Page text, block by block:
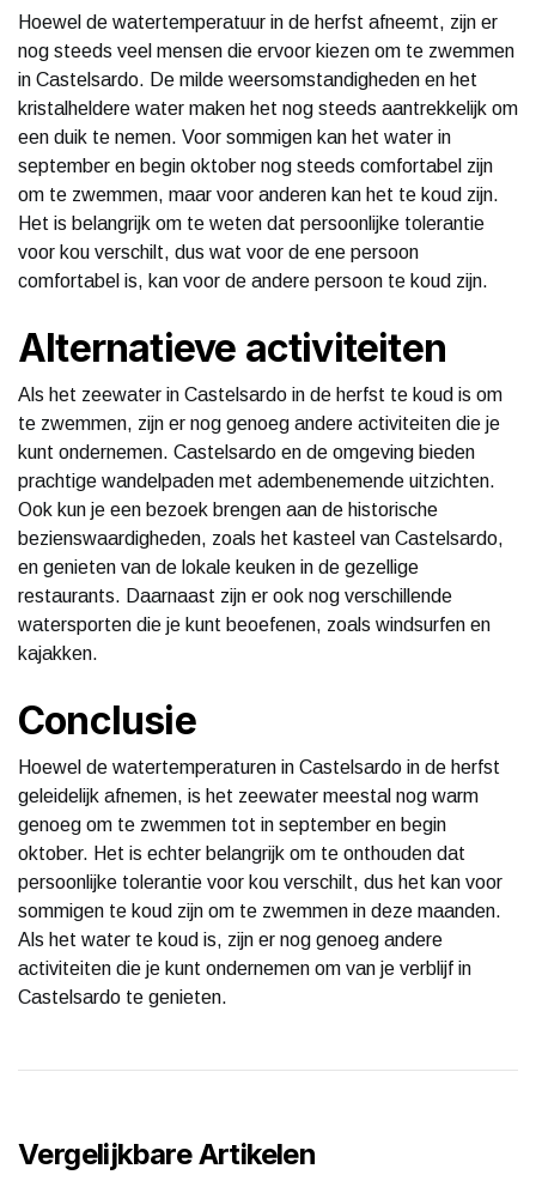
Hoewel de watertemperatuur in de herfst afneemt, zijn er
nog steeds veel mensen die ervoor kiezen om te zwemmen
in Castelsardo. De milde weersomstandigheden en het
kristalheldere water maken het nog steeds aantrekkelijk om
een duik te nemen. Voor sommigen kan het water in
september en begin oktober nog steeds comfortabel zijn
om te zwemmen, maar voor anderen kan het te koud zijn.
Het is belangrijk om te weten dat persoonlijke tolerantie
voor kou verschilt, dus wat voor de ene persoon
comfortabel is, kan voor de andere persoon te koud zijn.
Alternatieve activiteiten
Als het zeewater in Castelsardo in de herfst te koud is om
te zwemmen, zijn er nog genoeg andere activiteiten die je
kunt ondernemen. Castelsardo en de omgeving bieden
prachtige wandelpaden met adembenemende uitzichten.
Ook kun je een bezoek brengen aan de historische
bezienswaardigheden, zoals het kasteel van Castelsardo,
en genieten van de lokale keuken in de gezellige
restaurants. Daarnaast zijn er ook nog verschillende
watersporten die je kunt beoefenen, zoals windsurfen en
kajakken.
Conclusie
Hoewel de watertemperaturen in Castelsardo in de herfst
geleidelijk afnemen, is het zeewater meestal nog warm
genoeg om te zwemmen tot in september en begin
oktober. Het is echter belangrijk om te onthouden dat
persoonlijke tolerantie voor kou verschilt, dus het kan voor
sommigen te koud zijn om te zwemmen in deze maanden.
Als het water te koud is, zijn er nog genoeg andere
activiteiten die je kunt ondernemen om van je verblijf in
Castelsardo te genieten.
Vergelijkbare Artikelen